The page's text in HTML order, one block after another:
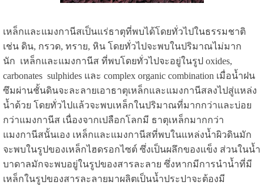
เหล็กและแมงกานีสเป็นแร่ธาตุที่พบได้โดยทั่วไปในธรรมชาติ
เช่น ดิน, กรวด, ทราย, หิน โดยทั่วไปจะพบในปริมาณไม่มาก
นัก เหล็กและแมงกานีส ที่พบโดยทั่วไปจะอยู่ในรูป oxides,
carbonates sulphides และ complex organic combination เมื่อน้ำฝน
ซึมผ่านชั้นดินจะละลายเอาธาตุเหล็กและแมงกานีสลงไปสู่แหล่ง
น้ำด้วย โดยทั่วไปแล้วจะพบเหล็กในปริมาณที่มากกว่าและบ่อย
กว่าแมงกานีส เนื่องจากเปลือกโลกมี ธาตุเหล็กมากกว่า
แมงกานีสนั้นเอง เหล็กและแมงกานีสที่พบในแหล่งน้ำผิวดินมัก
จะพบในรูปของเหล็กไฮดรอกไซต์ ซึ่งเป็นผลึกของแข็ง ส่วนในน้ำ
บาดาลมักจะพบอยู่ในรูปของสารละลาย ซึ่งหากมีการนำน้ำที่มี
เหล็กในรูปของสารละลายมาผลิตเป็นน้ำประปาจะต้องมี